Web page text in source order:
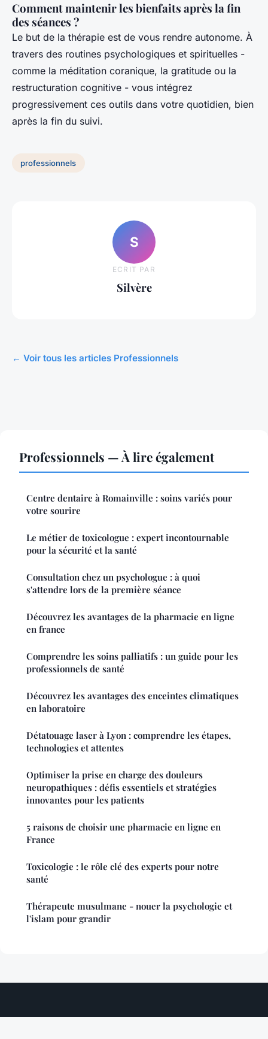
Comment maintenir les bienfaits après la fin
des séances ?
Le but de la thérapie est de vous rendre autonome. À
travers des routines psychologiques et spirituelles -
comme la méditation coranique, la gratitude ou la
restructuration cognitive - vous intégrez
progressivement ces outils dans votre quotidien, bien
après la fin du suivi.
professionnels
S
ECRIT PAR
Silvère
← Voir tous les articles Professionnels
Professionnels — À lire également
Centre dentaire à Romainville : soins variés pour
votre sourire
Le métier de toxicologue : expert incontournable
pour la sécurité et la santé
Consultation chez un psychologue : à quoi
s'attendre lors de la première séance
Découvrez les avantages de la pharmacie en ligne
en france
Comprendre les soins palliatifs : un guide pour les
professionnels de santé
Découvrez les avantages des enceintes climatiques
en laboratoire
Détatouage laser à Lyon : comprendre les étapes,
technologies et attentes
Optimiser la prise en charge des douleurs
neuropathiques : défis essentiels et stratégies
innovantes pour les patients
5 raisons de choisir une pharmacie en ligne en
France
Toxicologie : le rôle clé des experts pour notre
santé
Thérapeute musulmane - nouer la psychologie et
l'islam pour grandir
Bienforme